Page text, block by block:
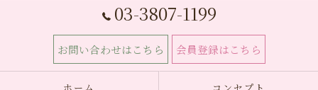
03-3807-1199
お問い合わせはこちら 会員登録はこちら